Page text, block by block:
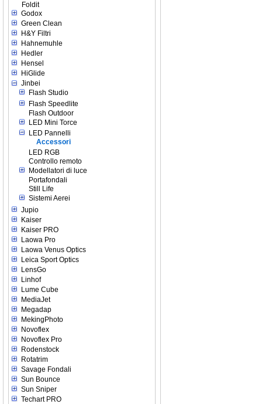
Foldit
Godox
Green Clean
H&Y Filtri
Hahnemuhle
Hedler
Hensel
HiGlide
Jinbei
Flash Studio
Flash Speedlite
Flash Outdoor
LED Mini Torce
LED Pannelli
Accessori
LED RGB
Controllo remoto
Modellatori di luce
Portafondali
Still Life
Sistemi Aerei
Jupio
Kaiser
Kaiser PRO
Laowa Pro
Laowa Venus Optics
Leica Sport Optics
LensGo
Linhof
Lume Cube
MediaJet
Megadap
MekingPhoto
Novoflex
Novoflex Pro
Rodenstock
Rotatrim
Savage Fondali
Sun Bounce
Sun Sniper
Techart PRO